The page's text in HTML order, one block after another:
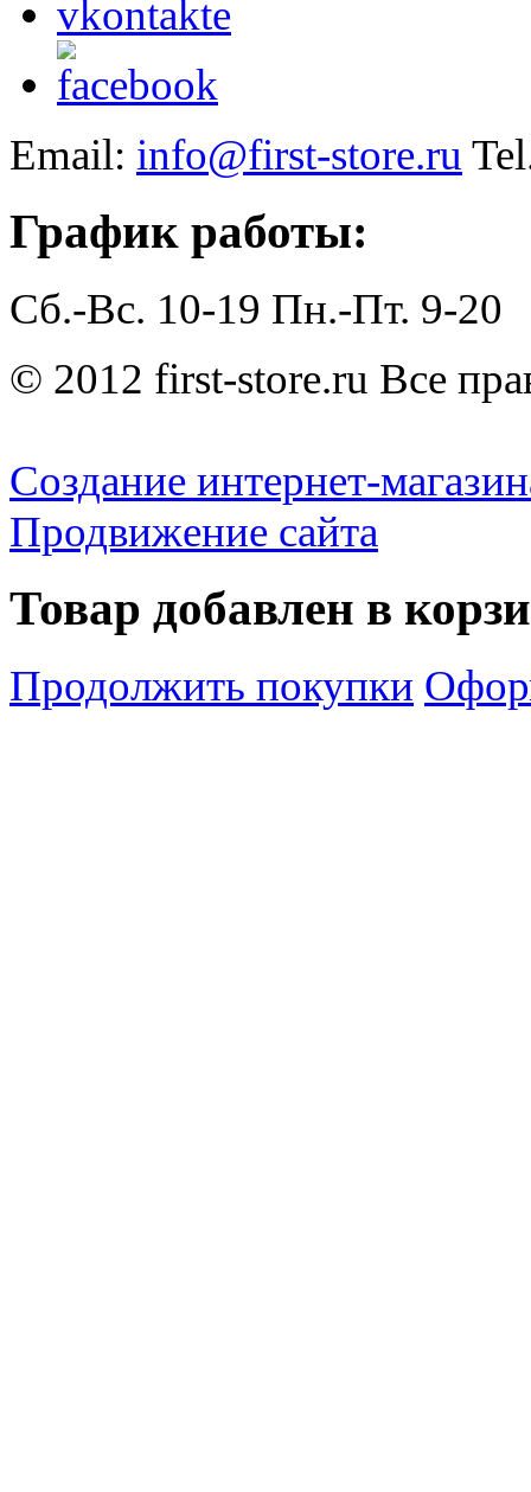
Email: info@first-store.ru
График работы:
Сб.-Вс. 10-19 Пн.-Пт. 9-20
© 2012 first-store.ru Все
Создание интернет-
Продвижение сайта
Товар добавлен в
Продолжить покупки